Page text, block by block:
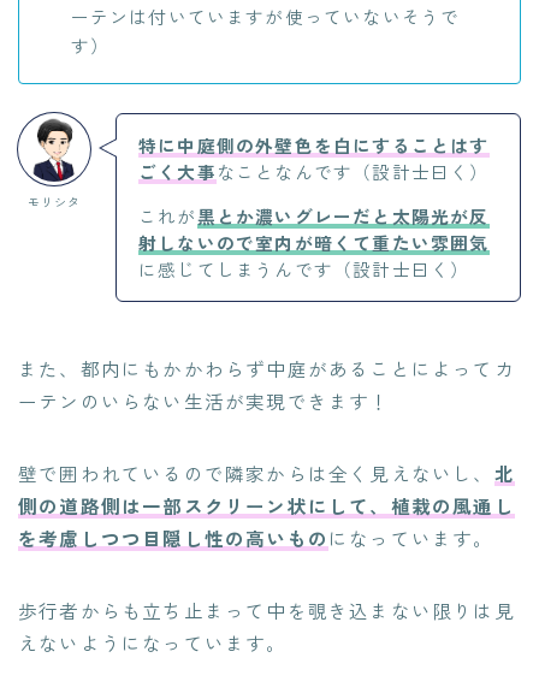
ーテンは付いていますが使っていないそうで
す）
モリシタ
特に中庭側の外壁色を白にすることはす
ごく大事なことなんです（設計士曰く）
これが黒とか濃いグレーだと太陽光が反
射しないので室内が暗くて重たい雰囲気
に感じてしまうんです（設計士曰く）
また、都内にもかかわらず中庭があることによってカ
ーテンのいらない生活が実現できます！
壁で囲われているので隣家からは全く見えないし、 北
側の道路側は一部スクリーン状にして、植栽の風通し
を考慮しつつ目隠し性の高いもの になっています。
歩行者からも立ち止まって中を覗き込まない限りは見
えないようになっています。